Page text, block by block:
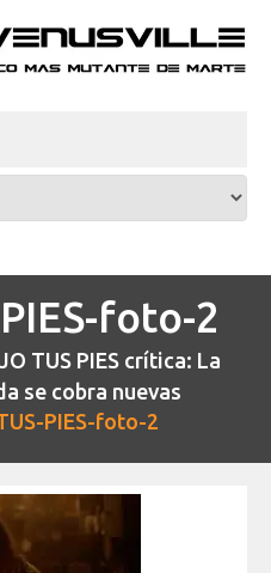
foto-2
TUS PIES crítica: La
se cobra nuevas
PIES-foto-2